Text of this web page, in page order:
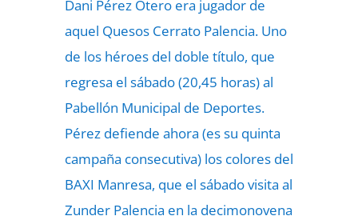
Dani Pérez Otero era jugador de
aquel Quesos Cerrato Palencia. Uno
de los héroes del doble título, que
regresa el sábado (20,45 horas) al
Pabellón Municipal de Deportes.
Pérez defiende ahora (es su quinta
campaña consecutiva) los colores del
BAXI Manresa, que el sábado visita al
Zunder Palencia en la decimonovena